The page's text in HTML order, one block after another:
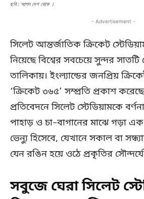
ছবি : আপন দেশ থেকে ।
- Advertisement -
সিলেট আন্তর্জাতিক ক্রিকেট
নিয়েছে বিশ্বের সবচেয়ে সুন্দর সাতটি
তালিকায়। ইংল্যান্ডের জনপ্রিয়
‘ক্রিকেট ৩৬৫’ সম্প্রতি প্রকাশ
প্রতিবেদনে সিলেট স্টেডিয়ামকে
পাহাড় ও চা–বাগানের মাঝে গড়া এক
ভেন্যু হিসেবে, যেখানে সকাল বা
যেন রঙিন হয়ে ওঠে প্রকৃতির
সবুজে ঘেরা সিলেট